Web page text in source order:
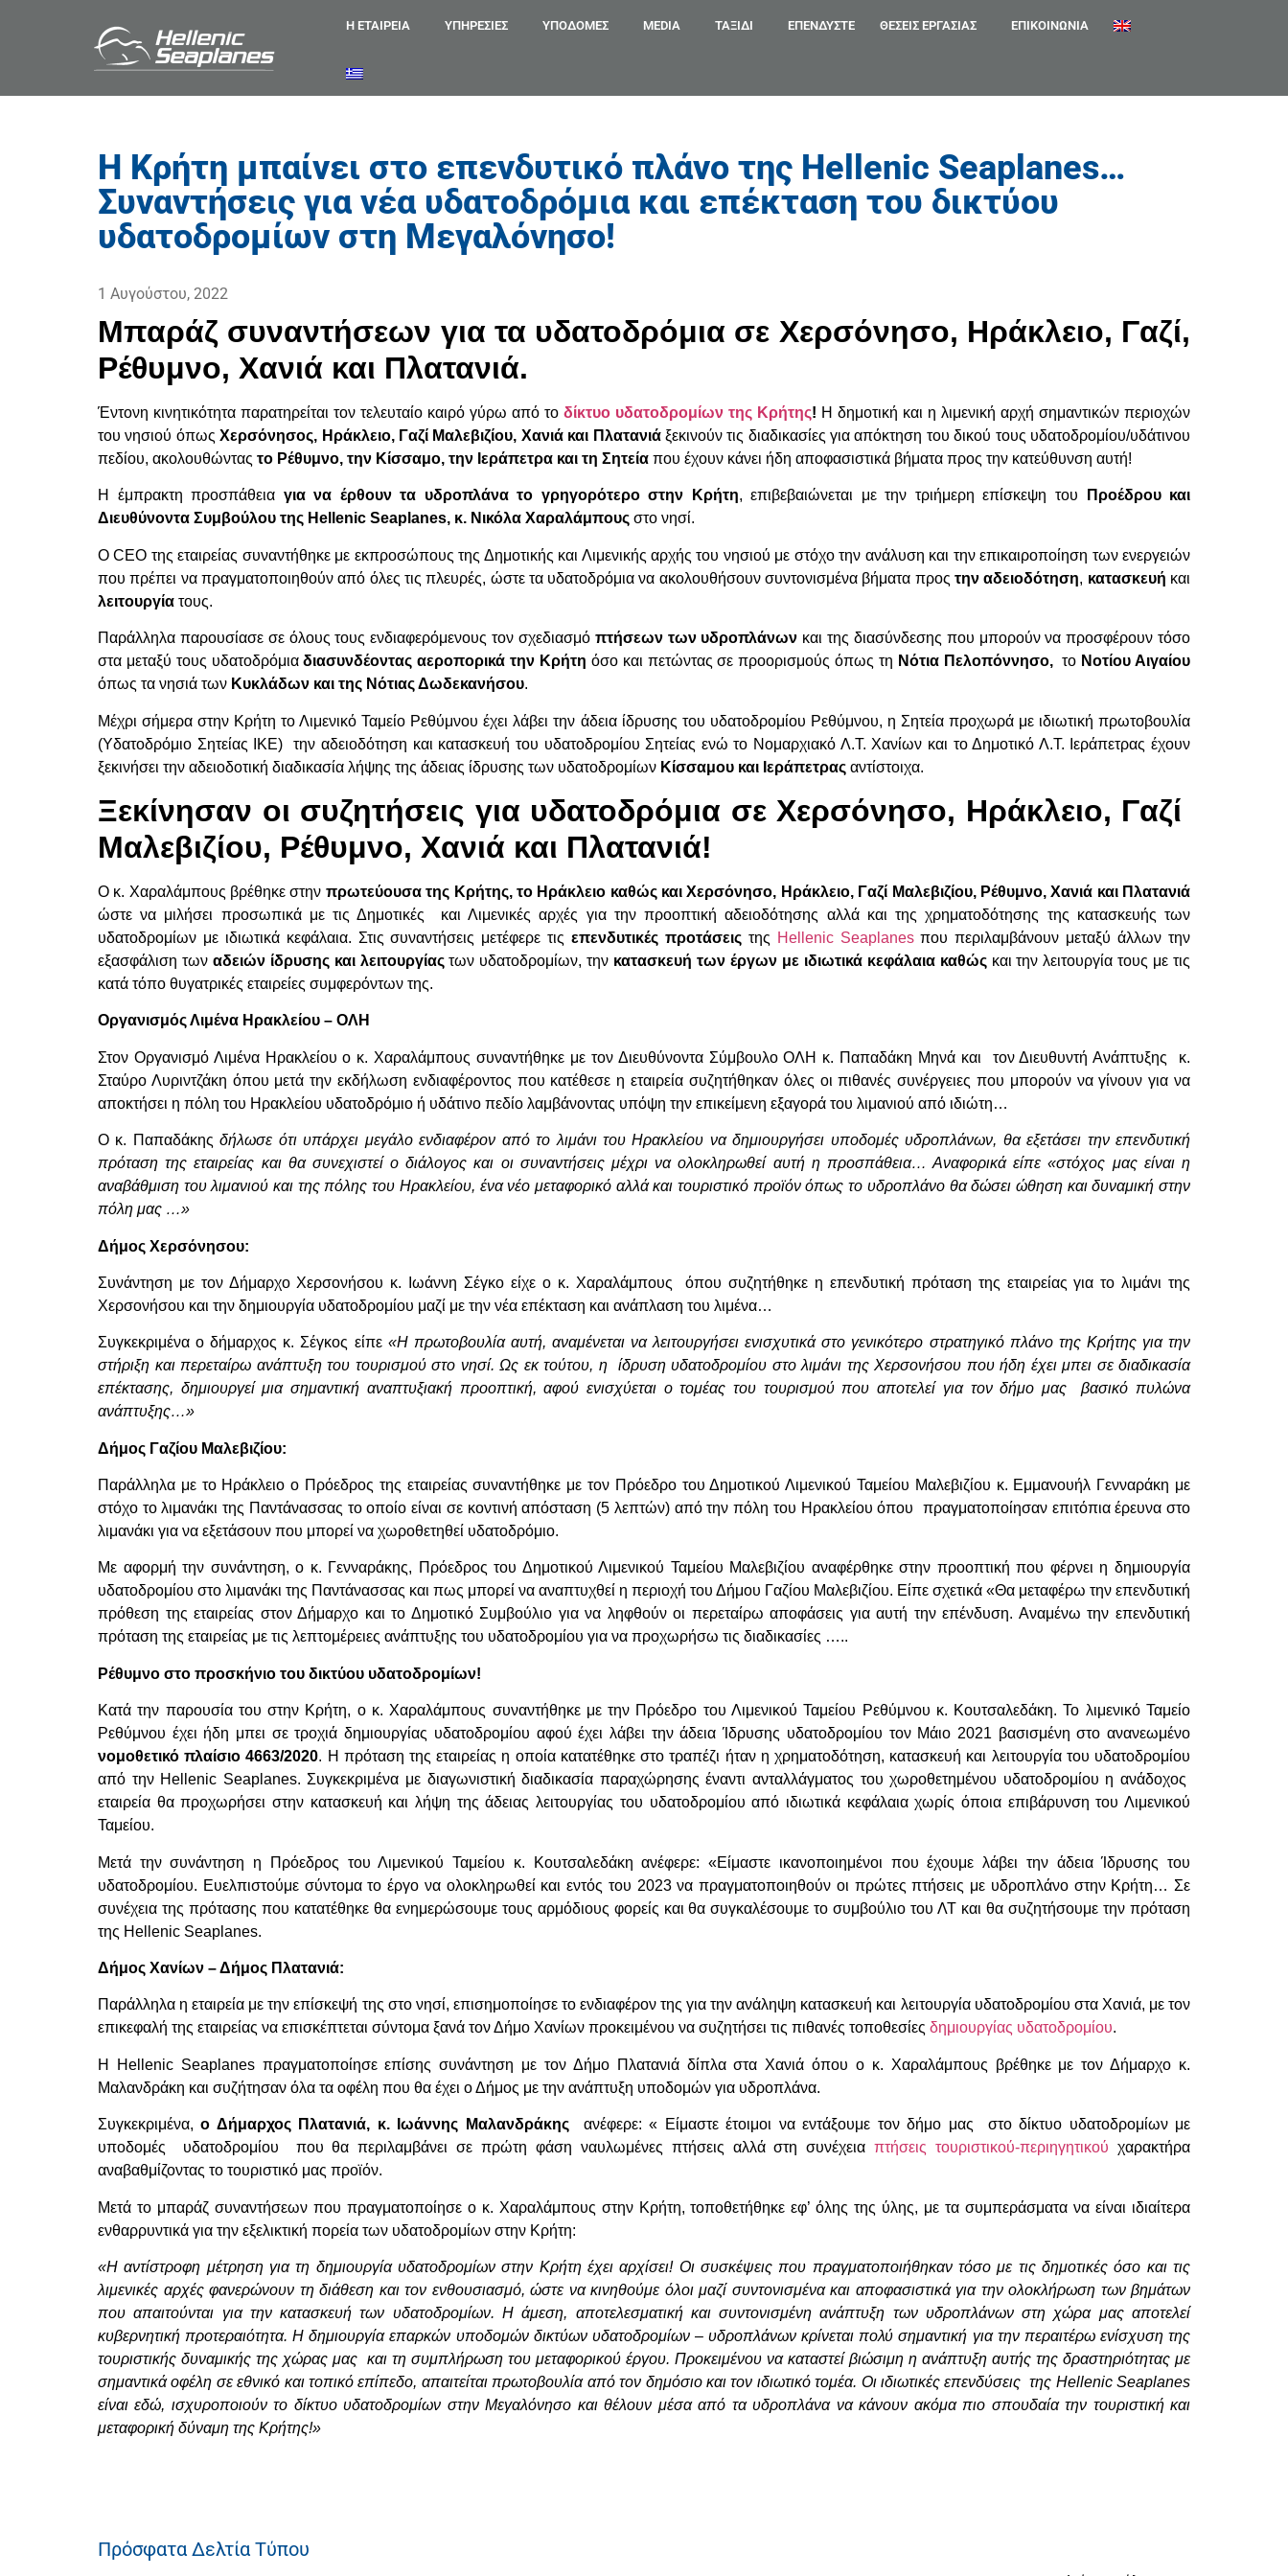
Η ΕΤΑΙΡΕΙΑ ΥΠΗΡΕΣΊΕΣ ΥΠΟΔΟΜΕΣ MEDIA ΤΑΞΙΔΙ ΕΠΕΝΔΎΣΤΕ ΘΈΣΕΙΣ ΕΡΓΑΣΊΑΣ ΕΠΙΚΟΙΝΩΝΊΑ
Η Κρήτη μπαίνει στο επενδυτικό πλάνο της Hellenic Seaplanes…
Συναντήσεις για νέα υδατοδρόμια και επέκταση του δικτύου
υδατοδρομίων στη Μεγαλόνησο!
1 Αυγούστου, 2022
Μπαράζ συναντήσεων για τα υδατοδρόμια σε Χερσόνησο, Ηράκλειο, Γαζί,
Ρέθυμνο, Χανιά και Πλατανιά.
Έντονη κινητικότητα παρατηρείται τον τελευταίο καιρό γύρω από το δίκτυο υδατοδρομίων της Κρήτης! Η δημοτική και η λιμενική αρχή σημαντικών περιοχών
του νησιού όπωςΧερσόνησος, Ηράκλειο, Γαζί Μαλεβιζίου, Χανιά και Πλατανιά ξεκινούν τις διαδικασίες για απόκτηση του δικού τους υδατοδρομίου/υδάτινου
πεδίου, ακολουθώντας το Ρέθυμνο, την Κίσσαμο, την Ιεράπετρα και τη Σητεία που έχουν κάνει ήδη αποφασιστικά βήματα προς την κατεύθυνση αυτή!
Η έμπρακτη προσπάθεια για να έρθουν τα υδροπλάνα το γρηγορότερο στην Κρήτη, επιβεβαιώνεται με την τριήμερη επίσκεψη του
Προέδρου και
Διευθύνοντα Συμβούλου της Hellenic Seaplanes, κ. Νικόλα Χαραλάμπους στο νησί.
O CEO της εταιρείας συναντήθηκε με εκπροσώπους της Δημοτικής και Λιμενικής αρχής του νησιού με στόχο την ανάλυση και την επικαιροποίηση των ενεργειών
που πρέπει να πραγματοποιηθούν από όλες τις πλευρές, ώστε τα υδατοδρόμια να ακολουθήσουν συντονισμένα βήματα προςτην αδειοδότηση, κατασκευή και
λειτουργία τους.
Παράλληλα παρουσίασε σε όλους τους ενδιαφερόμενους τον σχεδιασμόπτήσεων των υδροπλάνων και της διασύνδεσης που μπορούν να προσφέρουν τόσο
στα μεταξύ τους υδατοδρόμιαδιασυνδέοντας αεροπορικά την Κρήτη όσο και πετώντας σε προορισμούς όπως τη Νότια Πελοπόννησο,το Νοτίου Αιγαίου
όπως τα νησιά των Κυκλάδων και της Νότιας Δωδεκανήσου.
Μέχρι σήμερα στην Κρήτη το Λιμενικό Ταμείο Ρεθύμνου έχει λάβει την άδεια ίδρυσης του υδατοδρομίου Ρεθύμνου, η Σητεία προχωρά με ιδιωτική πρωτοβουλία
(Υδατοδρόμιο Σητείας ΙΚΕ) την αδειοδότηση και κατασκευή του υδατοδρομίου Σητείας ενώ το Νομαρχιακό Λ.Τ. Χανίων και το Δημοτικό Λ.Τ. Ιεράπετρας έχουν
ξεκινήσει την αδειοδοτική διαδικασία λήψης της άδειας ίδρυσης των υδατοδρομίων Κίσσαμου και Ιεράπετρας αντίστοιχα.
Ξεκίνησαν οι συζητήσεις για υδατοδρόμια σε Χερσόνησο, Ηράκλειο, Γαζί
Μαλεβιζίου, Ρέθυμνο, Χανιά και Πλατανιά!
Ο κ. Χαραλάμπους βρέθηκε στην πρωτεύουσα της Κρήτης, το Ηράκλειο καθώς και Χερσόνησο, Ηράκλειο, Γαζί Μαλεβιζίου, Ρέθυμνο, Χανιά και Πλατανιά
ώστε να μιλήσει προσωπικά με τις Δημοτικές και Λιμενικές αρχές για την προοπτική αδειοδότησης αλλά και της χρηματοδότησης της κατασκευής των
υδατοδρομίων με ιδιωτικά κεφάλαια. Στις συναντήσεις μετέφερε τιςεπενδυτικές προτάσειςτης Hellenic Seaplanesπου περιλαμβάνουν μεταξύ άλλων την
εξασφάλιση των αδειών ίδρυσης και λειτουργίαςτων υδατοδρομίων, την κατασκευή των έργων με ιδιωτικά κεφάλαια καθώς και την λειτουργία τους με τις
κατά τόπο θυγατρικές εταιρείες συμφερόντων της.
Οργανισμός Λιμένα Ηρακλείου – ΟΛΗ
Στον Οργανισμό Λιμένα Ηρακλείου ο κ. Χαραλάμπους συναντήθηκε με τον Διευθύνοντα Σύμβουλο ΟΛΗ κ. Παπαδάκη Μηνά και τον Διευθυντή Ανάπτυξης κ.
Σταύρο Λυριντζάκη όπου μετά την εκδήλωση ενδιαφέροντος που κατέθεσε η εταιρεία συζητήθηκαν όλες οι πιθανές συνέργειες που μπορούν να γίνουν για να
αποκτήσει η πόλη του Ηρακλείου υδατοδρόμιο ή υδάτινο πεδίο λαμβάνοντας υπόψη την επικείμενη εξαγορά του λιμανιού από ιδιώτη…
Ο κ. Παπαδάκηςδήλωσε ότι υπάρχει μεγάλο ενδιαφέρον από το λιμάνι του Ηρακλείου να δημιουργήσει υποδομές υδροπλάνων, θα εξετάσει την επενδυτική
πρόταση της εταιρείας και θα συνεχιστεί ο διάλογος και οι συναντήσεις μέχρι να ολοκληρωθεί αυτή η προσπάθεια… Αναφορικά είπε «στόχος μας είναι η
αναβάθμιση του λιμανιού και της πόλης του Ηρακλείου, ένα νέο μεταφορικό αλλά και τουριστικό προϊόν όπως το υδροπλάνο θα δώσει ώθηση και δυναμική στην
πόλη μας …»
Δήμος Χερσόνησου:
Συνάντηση με τον Δήμαρχο Χερσονήσου κ. Ιωάννη Σέγκο είχε ο κ. Χαραλάμπους όπου συζητήθηκε η επενδυτική πρόταση της εταιρείας για το λιμάνι της
Χερσονήσου και την δημιουργία υδατοδρομίου μαζί με την νέα επέκταση και ανάπλαση του λιμένα…
Συγκεκριμένα ο δήμαρχος κ. Σέγκος είπε «Η πρωτοβουλία αυτή, αναμένεται να λειτουργήσει ενισχυτικά στο γενικότερο στρατηγικό πλάνο της Κρήτης για την
στήριξη και περεταίρω ανάπτυξη του τουρισμού στο νησί. Ως εκ τούτου, η ίδρυση υδατοδρομίου στο λιμάνι της Χερσονήσου που ήδη έχει μπει σε διαδικασία
επέκτασης, δημιουργεί μια σημαντική αναπτυξιακή προοπτική, αφού ενισχύεται ο τομέας του τουρισμού που αποτελεί για τον δήμο μας βασικό πυλώνα
ανάπτυξης…»
Δήμος Γαζίου Μαλεβιζίου:
Παράλληλα με το Ηράκλειο ο Πρόεδρος της εταιρείας συναντήθηκε με τον Πρόεδρο του Δημοτικού Λιμενικού Ταμείου Μαλεβιζίου κ. Εμμανουήλ Γενναράκη με
στόχο το λιμανάκι της Παντάνασσας το οποίο είναι σε κοντινή απόσταση (5 λεπτών) από την πόλη του Ηρακλείου όπου πραγματοποίησαν επιτόπια έρευνα στο
λιμανάκι για να εξετάσουν που μπορεί να χωροθετηθεί υδατοδρόμιο.
Με αφορμή την συνάντηση, ο κ. Γενναράκης, Πρόεδρος του Δημοτικού Λιμενικού Ταμείου Μαλεβιζίου αναφέρθηκε στην προοπτική που φέρνει η δημιουργία
υδατοδρομίου στο λιμανάκι της Παντάνασσας και πως μπορεί να αναπτυχθεί η περιοχή του Δήμου Γαζίου Μαλεβιζίου. Είπε σχετικά «Θα μεταφέρω την επενδυτική
πρόθεση της εταιρείας στον Δήμαρχο και το Δημοτικό Συμβούλιο για να ληφθούν οι περεταίρω αποφάσεις για αυτή την επένδυση. Αναμένω την επενδυτική
πρόταση της εταιρείας με τις λεπτομέρειες ανάπτυξης του υδατοδρομίου για να προχωρήσω τις διαδικασίες …..
Ρέθυμνο στο προσκήνιο του δικτύου υδατοδρομίων!
Κατά την παρουσία του στην Κρήτη, ο κ. Χαραλάμπους συναντήθηκε με την Πρόεδρο του Λιμενικού Ταμείου Ρεθύμνου κ. Κουτσαλεδάκη. Το λιμενικό Ταμείο
Ρεθύμνου έχει ήδη μπει σε τροχιά δημιουργίας υδατοδρομίου αφού έχει λάβει την άδεια Ίδρυσης υδατοδρομίου τον Μάιο 2021 βασισμένη στο ανανεωμένο
νομοθετικό πλαίσιο 4663/2020. Η πρόταση της εταιρείας η οποία κατατέθηκε στο τραπέζι ήταν η χρηματοδότηση, κατασκευή και λειτουργία του υδατοδρομίου
από την Hellenic Seaplanes. Συγκεκριμένα με διαγωνιστική διαδικασία παραχώρησης έναντι ανταλλάγματος του χωροθετημένου υδατοδρομίου η ανάδοχος
εταιρεία θα προχωρήσει στην κατασκευή και λήψη της άδειας λειτουργίας του υδατοδρομίου από ιδιωτικά κεφάλαια χωρίς όποια επιβάρυνση του Λιμενικού
Ταμείου.
Μετά την συνάντηση η Πρόεδρος του Λιμενικού Ταμείου κ. Κουτσαλεδάκη ανέφερε: «Είμαστε ικανοποιημένοι που έχουμε λάβει την άδεια Ίδρυσης του
υδατοδρομίου. Ευελπιστούμε σύντομα το έργο να ολοκληρωθεί και εντός του 2023 να πραγματοποιηθούν οι πρώτες πτήσεις με υδροπλάνο στην Κρήτη… Σε
συνέχεια της πρότασης που κατατέθηκε θα ενημερώσουμε τους αρμόδιους φορείς και θα συγκαλέσουμε το συμβούλιο του ΛΤ και θα συζητήσουμε την πρόταση
της Hellenic Seaplanes.
Δήμος Χανίων – Δήμος Πλατανιά:
Παράλληλα η εταιρεία με την επίσκεψή της στο νησί, επισημοποίησε το ενδιαφέρον της για την ανάληψη κατασκευή και λειτουργία υδατοδρομίου στα Χανιά, με τον
επικεφαλή της εταιρείας να επισκέπτεται σύντομα ξανά τον Δήμο Χανίων προκειμένου να συζητήσει τις πιθανές τοποθεσίες δημιουργίας υδατοδρομίου.
Η Hellenic Seaplanes πραγματοποίησε επίσης συνάντηση με τον Δήμο Πλατανιά δίπλα στα Χανιά όπου ο κ. Χαραλάμπους βρέθηκε με τον Δήμαρχο κ.
Μαλανδράκη και συζήτησαν όλα τα οφέλη που θα έχει ο Δήμος με την ανάπτυξη υποδομών για υδροπλάνα.
Συγκεκριμένα,ο Δήμαρχος Πλατανιά, κ. Ιωάννης Μαλανδράκης
ανέφερε: « Είμαστε έτοιμοι να εντάξουμε τον δήμο μας στο δίκτυο υδατοδρομίων με
υποδομές υδατοδρομίου που θα περιλαμβάνει σε πρώτη φάση ναυλωμένες πτήσεις αλλά στη συνέχειαπτήσεις τουριστικού-περιηγητικού χαρακτήρα
αναβαθμίζοντας το τουριστικό μας προϊόν.
Μετά το μπαράζ συναντήσεων που πραγματοποίησε ο κ. Χαραλάμπους στην Κρήτη, τοποθετήθηκε εφ’ όλης της ύλης, με τα συμπεράσματα να είναι ιδιαίτερα
ενθαρρυντικά για την εξελικτική πορεία των υδατοδρομίων στην Κρήτη:
«Η αντίστροφη μέτρηση για τη δημιουργία υδατοδρομίων στην Κρήτη έχει αρχίσει! Οι συσκέψεις που πραγματοποιήθηκαν τόσο με τις δημοτικές όσο και τις
λιμενικές αρχές φανερώνουν τη διάθεση και τον ενθουσιασμό, ώστε να κινηθούμε όλοι μαζί συντονισμένα και αποφασιστικά για την ολοκλήρωση των βημάτων
που απαιτούνται για την κατασκευή των υδατοδρομίων. Η άμεση, αποτελεσματική και συντονισμένη ανάπτυξη των υδροπλάνων στη χώρα μας αποτελεί
κυβερνητική προτεραιότητα. Η δημιουργία επαρκών υποδομών δικτύων υδατοδρομίων – υδροπλάνων κρίνεται πολύ σημαντική για την περαιτέρω ενίσχυση της
τουριστικής δυναμικής της χώρας μας και τη συμπλήρωση του μεταφορικού έργου. Προκειμένου να καταστεί βιώσιμη η ανάπτυξη αυτής της δραστηριότητας με
σημαντικά οφέλη σε εθνικό και τοπικό επίπεδο, απαιτείται πρωτοβουλία από τον δημόσιο και τον ιδιωτικό τομέα. Οι ιδιωτικές επενδύσεις της Hellenic Seaplanes
είναι εδώ, ισχυροποιούν το δίκτυο υδατοδρομίων στην Μεγαλόνησο και θέλουν μέσα από τα υδροπλάνα να κάνουν ακόμα πιο σπουδαία την τουριστική και
μεταφορική δύναμη της Κρήτης!»
Πρόσφατα Δελτία Τύπου